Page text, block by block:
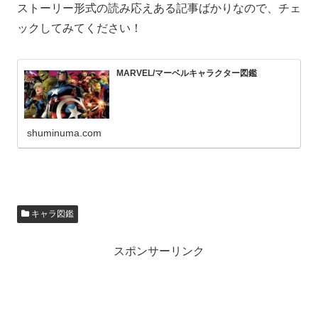
ストーリー形式の読み応えある記事ばかりなので、チェ
ックしてみてください！
MARVEL/マーベルキャラクター図鑑
shuminuma.com
キャラ図鑑
スポンサーリンク